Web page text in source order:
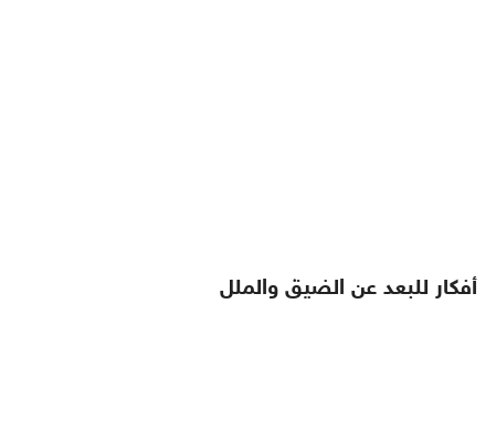
أفكار للبعد عن الضيق والملل